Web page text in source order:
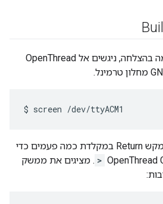
כדי לוודא שהבנייה הושלמה בהצלחה, ניגשים אל OpenThread
בחלון החדש, לוחצים על מקש Return במקלדת כמה פעמים כדי
> . מציגים את ממשק